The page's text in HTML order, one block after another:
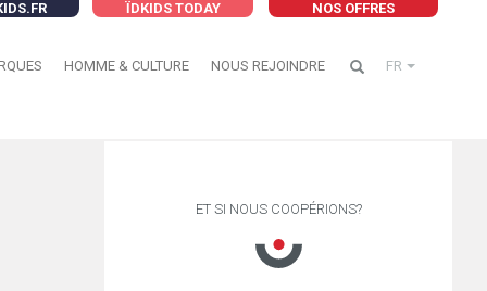
NOS OFFRES
ÏDKIDS TODAY
HOMME & CULTURE NOUS REJOINDRE FR
ET SI NOUS COOPÉRIONS?